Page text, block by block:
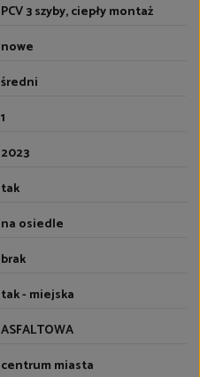
PCV 3 szyby, ciepły montaż
nowe
średni
1
2023
tak
na osiedle
brak
tak - miejska
ASFALTOWA
centrum miasta